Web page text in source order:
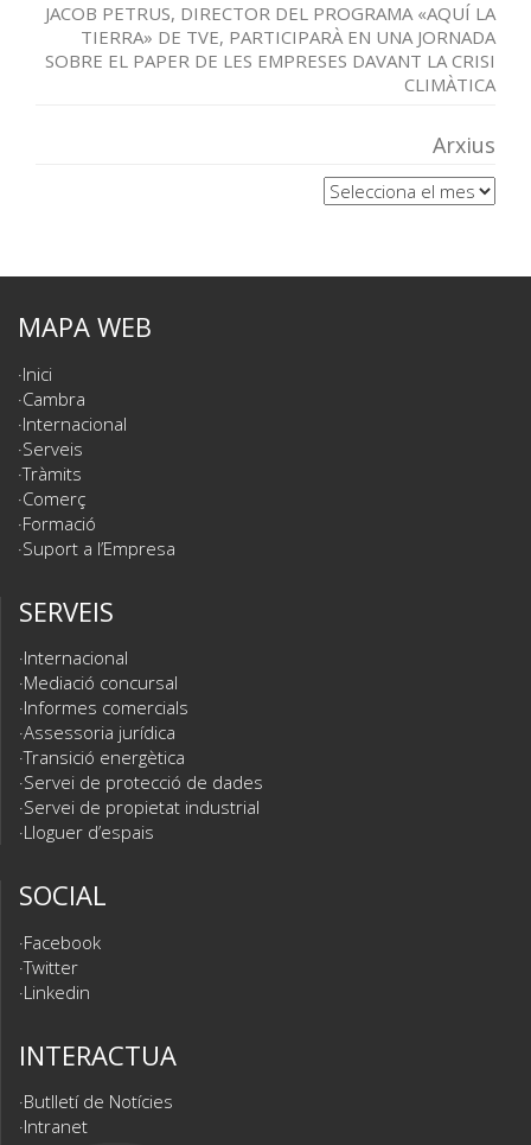
JACOB PETRUS, DIRECTOR DEL PROGRAMA «AQUÍ LA
TIERRA» DE TVE, PARTICIPARÀ EN UNA JORNADA
SOBRE EL PAPER DE LES EMPRESES DAVANT LA CRISI
CLIMÀTICA
Arxius
Arxius
MAPA WEB
Inici
Cambra
Internacional
Serveis
Tràmits
Comerç
Formació
Suport a l’Empresa
SERVEIS
Internacional
Mediació concursal
Informes comercials
Assessoria jurídica
Transició energètica
Servei de protecció de dades
Servei de propietat industrial
Lloguer d’espais
SOCIAL
Facebook
Twitter
Linkedin
INTERACTUA
Butlletí de Notícies
Intranet